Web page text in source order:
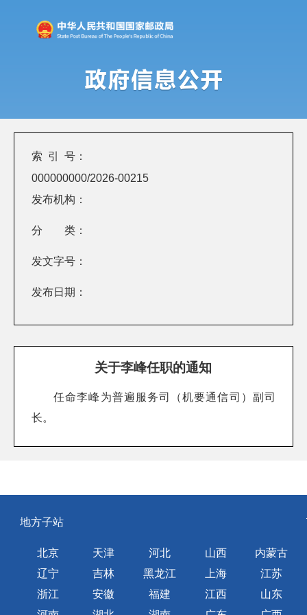
索 引 号：
000000000/2026-00215
发布机构：
分 类：
发文字号：
发布日期：
关于李峰任职的通知
任命李峰为普遍服务司（机要通信司）副司
长。
地方子站
北京 天津 河北 山西
内蒙古
辽宁
吉林 黑龙江 上海
江苏
浙江
安徽 福建 江西
山东